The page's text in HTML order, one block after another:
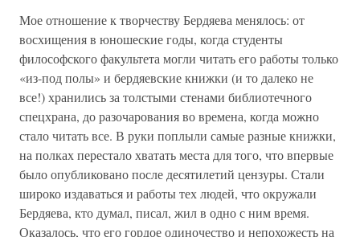
Мое отношение к творчеству Бердяева менялось: от
восхищения в юношеские годы, когда студенты
философского факультета могли читать его работы только
«из-под полы» и бердяевские книжки (и то далеко не
все!) хранились за толстыми стенами библиотечного
спецхрана, до разочарования во времена, когда можно
стало читать все. В руки поплыли самые разные книжки,
на полках перестало хватать места для того, что впервые
было опубликовано после десятилетий цензуры. Стали
широко издаваться и работы тех людей, что окружали
Бердяева, кто думал, писал, жил в одно с ним время.
Оказалось, что его гордое одиночество и непохожесть на